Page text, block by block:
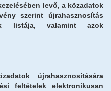
levő, a közadatok
szerint újrahasznosítás
listája, valamint azok
újrahasznosítására
feltételek elektronikusan